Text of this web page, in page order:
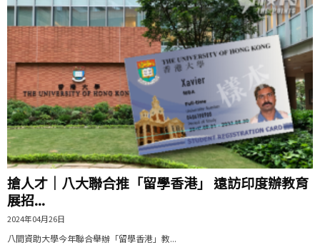
搶人才｜八大聯合推「留學香港」 遠訪印度辦教育
展招...
2024年04月26日
八間資助大學今年聯合舉辦「留學香港」教...